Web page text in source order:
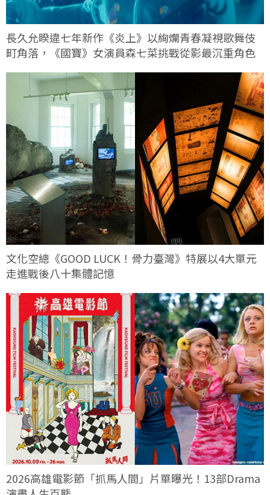
長久允睽違七年新作《炎上》以絢爛青春凝視歌舞伎
町角落，《國寶》女演員森七菜挑戰從影最沉重角色
文化空總《GOOD LUCK！骨力臺灣》特展以4大單元
走進戰後八十集體記憶
2026高雄電影節「抓馬人間」片單曝光！13部Drama